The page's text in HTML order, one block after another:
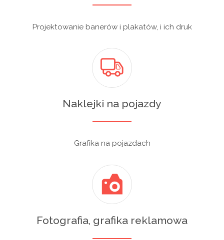
Projektowanie banerów i plakatów, i ich druk
Naklejki na pojazdy
Grafika na pojazdach
Fotografia, grafika reklamowa